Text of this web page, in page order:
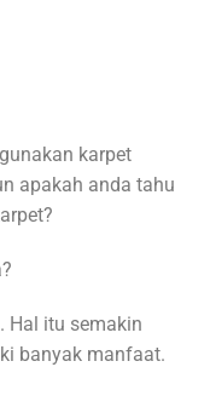
karpet
apakah anda tahu
Hal itu semakin
banyak manfaat.